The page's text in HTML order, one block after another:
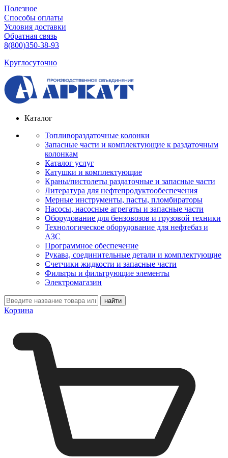
Полезное
Способы оплаты
Условия доставки
Обратная связь
8(800)350-38-93
Круглосуточно
Каталог
Топливораздаточные колонки
Запасные части и комплектующие к раздаточным
колонкам
Каталог услуг
Катушки и комплектующие
Краны/пистолеты раздаточные и запасные части
Литература для нефтепродуктообеспечения
Мерные инструменты, пасты, пломбираторы
Насосы, насосные агрегаты и запасные части
Оборудование для бензовозов и грузовой техники
Технологическое оборудование для нефтебаз и
АЗС
Программное обеспечение
Рукава, соединительные детали и комплектующие
Счетчики жидкости и запасные части
Фильтры и фильтрующие элементы
Электромагазин
Корзина